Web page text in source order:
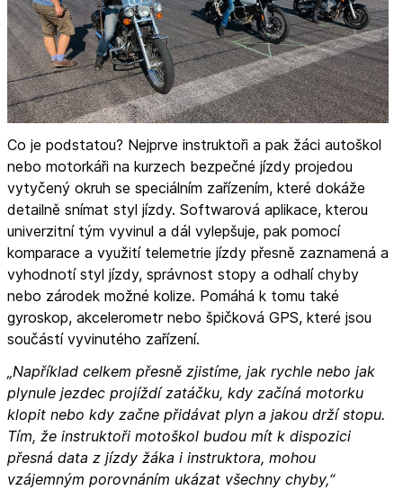
Co je podstatou? Nejprve instruktoři a pak žáci autoškol
nebo motorkáři na kurzech bezpečné jízdy projedou
vytyčený okruh se speciálním zařízením, které dokáže
detailně snímat styl jízdy. Softwarová aplikace, kterou
univerzitní tým vyvinul a dál vylepšuje, pak pomocí
komparace a využití telemetrie jízdy přesně zaznamená a
vyhodnotí styl jízdy, správnost stopy a odhalí chyby
nebo zárodek možné kolize. Pomáhá k tomu také
gyroskop, akcelerometr nebo špičková GPS, které jsou
součástí vyvinutého zařízení.
„Například celkem přesně zjistíme, jak rychle nebo jak
plynule jezdec projíždí zatáčku, kdy začíná motorku
klopit nebo kdy začne přidávat plyn a jakou drží stopu.
Tím, že instruktoři motoškol budou mít k dispozici
přesná data z jízdy žáka i instruktora, mohou
vzájemným porovnáním ukázat všechny chyby,“